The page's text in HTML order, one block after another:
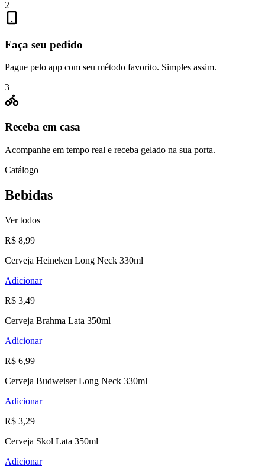
2
Faça seu pedido
Pague pelo app com seu método favorito. Simples assim.
3
Receba em casa
Acompanhe em tempo real e receba gelado na sua porta.
Catálogo
Bebidas
Ver todos
R$ 8,99
Cerveja Heineken Long Neck 330ml
Adicionar
R$ 3,49
Cerveja Brahma Lata 350ml
Adicionar
R$ 6,99
Cerveja Budweiser Long Neck 330ml
Adicionar
R$ 3,29
Cerveja Skol Lata 350ml
Adicionar